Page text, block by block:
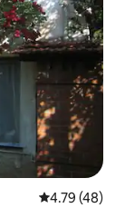
Calificación
4.79 (48)